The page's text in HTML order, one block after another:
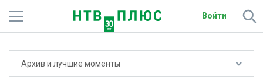
Войти
Архив и лучшие моменты